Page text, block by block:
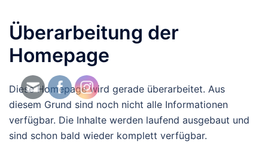
Überarbeitung der
Homepage
Diese Homepage wird gerade überarbeitet. Aus
diesem Grund sind noch nicht alle Informationen
verfügbar. Die Inhalte werden laufend ausgebaut und
sind schon bald wieder komplett verfügbar.